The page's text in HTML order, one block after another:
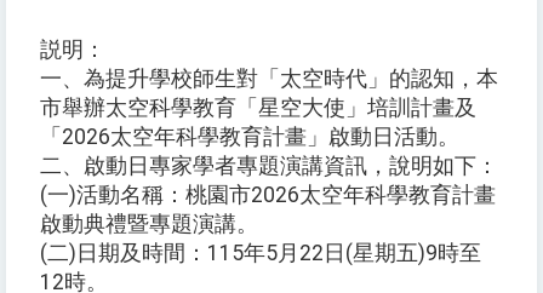
説明：
一、為提升學校師生對「太空時代」的認知，本
市舉辦太空科學教育「星空大使」培訓計畫及
「2026太空年科學教育計畫」啟動日活動。
二、啟動日專家學者專題演講資訊，說明如下：
(一)活動名稱：桃園市2026太空年科學教育計畫
啟動典禮暨專題演講。
(二)日期及時間：115年5月22日(星期五)9時至
12時。